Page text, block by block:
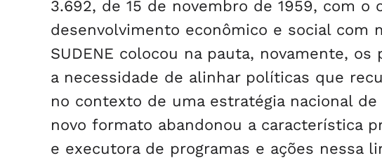
3.692, de 15 de novembro de 1959, com
desenvolvimento econômico e social com
SUDENE colocou na pauta, novamente,
a necessidade de alinhar políticas que
no contexto de uma estratégia nacional
novo formato abandonou a característica
e executora de programas e ações nessa